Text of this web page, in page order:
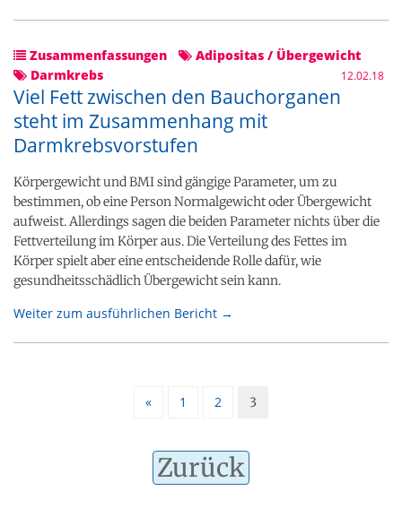
Zusammenfassungen
Adipositas / Übergewicht
Darmkrebs
12.02.18
Viel Fett zwischen den Bauchorganen
steht im Zusammenhang mit
Darmkrebsvorstufen
Körpergewicht und BMI sind gängige Parameter, um zu
bestimmen, ob eine Person Normalgewicht oder Übergewicht
aufweist. Allerdings sagen die beiden Parameter nichts über die
Fettverteilung im Körper aus. Die Verteilung des Fettes im
Körper spielt aber eine entscheidende Rolle dafür, wie
gesundheitsschädlich Übergewicht sein kann.
Weiter zum ausführlichen Bericht →
« 1 2 3
Zurück